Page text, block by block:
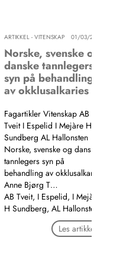
ARTIKKEL - VITENSKAP 01/03/2001
Norske, svenske og
danske tannlegers
syn på behandling
av okklusalkaries
Fagartikler Vitenskap AB
Tveit I Espelid I Mejàre H
Sundberg AL Hallonsten
Norske, svenske og danske
tannlegers syn på
behandling av okklusalkaries
Anne Bjørg T…
AB Tveit, I Espelid, I Mejàre,
H Sundberg, AL Hallonsten
Les artikkel